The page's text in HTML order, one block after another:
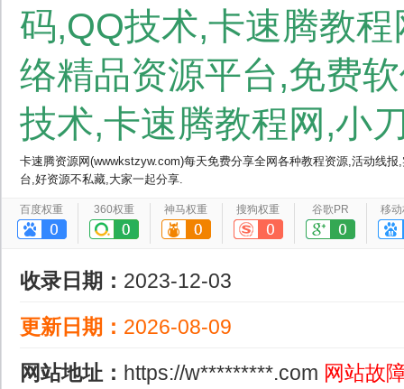
码,QQ技术,卡速腾教
络精品资源平台,免费
技术,卡速腾教程网,小
卡速腾资源网(wwwkstzyw.com)每天免费分享全网各种教程资源,活动线
台,好资源不私藏,大家一起分享.
百度权重 360权重 神马权重 搜狗权重 谷歌PR 移
收录日期： 2023-12-03
更新日期： 2026-08-09
网站地址： https://w*********.com 网站故